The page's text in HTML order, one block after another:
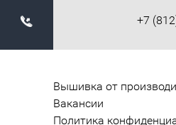
+7
Вышивка от
Вакансии
Политика